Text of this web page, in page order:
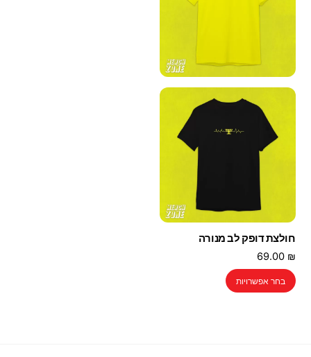
חולצת דופק לב מנורה
69.00 ₪
בחר אפשרויות
למוצר